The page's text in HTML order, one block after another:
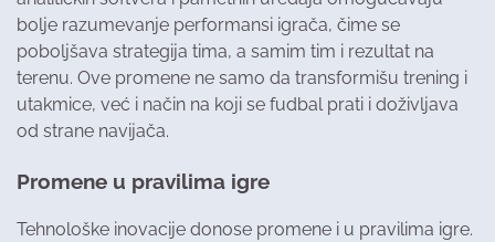
bolje razumevanje performansi igrača, čime se
poboljšava strategija tima, a samim tim i rezultat na
terenu. Ove promene ne samo da transformišu trening i
utakmice, već i način na koji se fudbal prati i doživljava
od strane navijača.
Promene u pravilima igre
Tehnološke inovacije donose promene i u pravilima igre.